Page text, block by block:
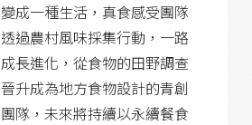
變成一種生活，真食感受團隊
透過農村風味採集行動，一路
成長進化，從食物的田野調查
晉升成為地方食物設計的青創
團隊，未來將持續以永續餐食